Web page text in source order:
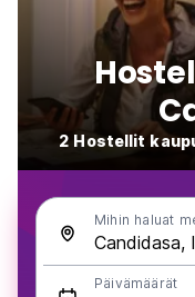
2 Hostellit
Mihin haluat
Päivämäärät